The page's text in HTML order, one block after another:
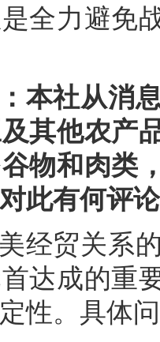
全力避免
本社从消
其他农产
物和肉类
此有何评
经贸关系
达成的重
性。具体